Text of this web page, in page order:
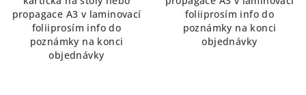
propagace A3 v laminovací
foliiprosím info do
poznámky na konci
objednávky
foliiprosím info do
poznámky na konci
objednávky